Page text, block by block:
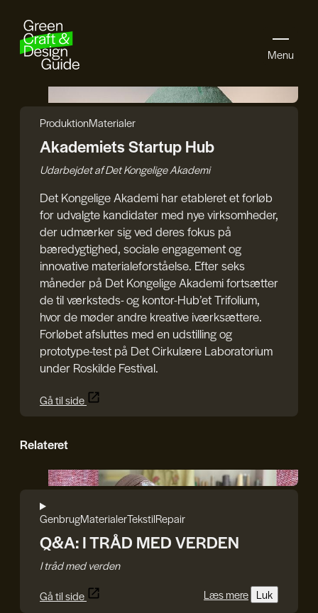
Menu
ProduktionMaterialer
Akademiets Startup Hub
Udarbejdet afDet Kongelige Akademi
Det Kongelige Akademi har etableret et forløb
for udvalgte kandidater med nye virksomheder,
der udmærker sig ved deres fokus på
bæredygtighed, sociale engagement og
innovative materialeforståelse. Efter seks
måneder på Det Kongelige Akademi fortsætter
de til værksteds- og kontor-Hub’et Trifolium,
hvor de møder andre kreative iværksættere.
Forløbet afsluttes med en udstilling og
prototype-test på Det Cirkulære Laboratorium
under Roskilde Festival.
Gå til side
Relateret
I TRÅD MED VERDEN
GenbrugMaterialerTekstilRepair
Q&A: I TRÅD MED VERDEN
I tråd med verden
Gå til side
Læs mere Luk